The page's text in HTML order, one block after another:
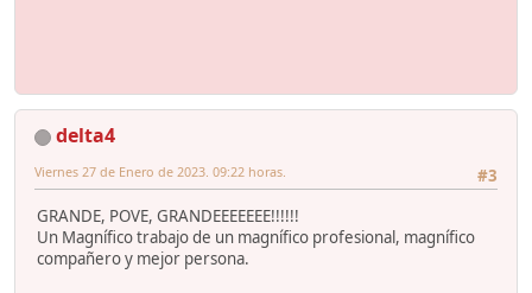
delta4
#3
Viernes 27 de Enero de 2023. 09:22 horas.
GRANDE, POVE, GRANDEEEEEEE!!!!!!
Un Magnífico trabajo de un magnífico profesional, magnífico
compañero y mejor persona.